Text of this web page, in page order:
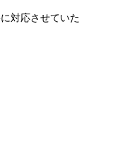
対応させていた